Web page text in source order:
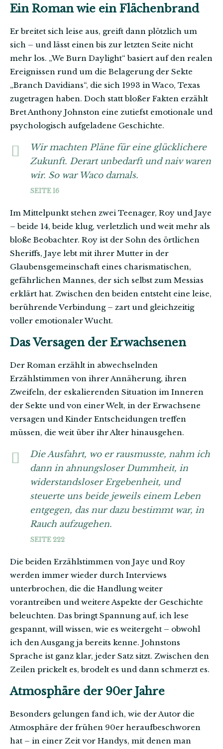
Ein Roman wie ein Flächenbrand
Er breitet sich leise aus, greift dann plötzlich um
sich – und lässt einen bis zur letzten Seite nicht
mehr los. „We Burn Daylight“ basiert auf den realen
Ereignissen rund um die Belagerung der Sekte
„Branch Davidians“, die sich 1993 in Waco, Texas
zugetragen haben. Doch statt bloßer Fakten erzählt
Bret Anthony Johnston eine zutiefst emotionale und
psychologisch aufgeladene Geschichte.
Wir machten Pläne für eine glücklichere
Zukunft. Derart unbedarft und naiv waren
wir. So war Waco damals.
SEITE 16
Im Mittelpunkt stehen zwei Teenager, Roy und Jaye
– beide 14, beide klug, verletzlich und weit mehr als
bloße Beobachter. Roy ist der Sohn des örtlichen
Sheriffs, Jaye lebt mit ihrer Mutter in der
Glaubensgemeinschaft eines charismatischen,
gefährlichen Mannes, der sich selbst zum Messias
erklärt hat. Zwischen den beiden entsteht eine leise,
berührende Verbindung – zart und gleichzeitig
voller emotionaler Wucht.
Das Versagen der Erwachsenen
Der Roman erzählt in abwechselnden
Erzählstimmen von ihrer Annäherung, ihren
Zweifeln, der eskalierenden Situation im Inneren
der Sekte und von einer Welt, in der Erwachsene
versagen und Kinder Entscheidungen treffen
müssen, die weit über ihr Alter hinausgehen.
Die Ausfahrt, wo er rausmusste, nahm ich
dann in ahnungsloser Dummheit, in
widerstandsloser Ergebenheit, und
steuerte uns beide jeweils einem Leben
entgegen, das nur dazu bestimmt war, in
Rauch aufzugehen.
SEITE 222
Die beiden Erzählstimmen von Jaye und Roy
werden immer wieder durch Interviews
unterbrochen, die die Handlung weiter
vorantreiben und weitere Aspekte der Geschichte
beleuchten. Das bringt Spannung auf, ich lese
gespannt, will wissen, wie es weitergeht – obwohl
ich den Ausgang ja bereits kenne. Johnstons
Sprache ist ganz klar, jeder Satz sitzt. Zwischen den
Zeilen prickelt es, brodelt es und dann schmerzt es.
Atmosphäre der 90er Jahre
Besonders gelungen fand ich, wie der Autor die
Atmosphäre der frühen 90er heraufbeschworen
hat – in einer Zeit vor Handys, mit denen man